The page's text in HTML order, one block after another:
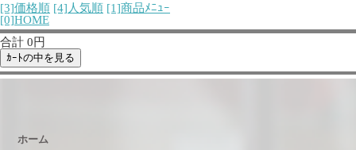
[3]価格順 [4]人気順 [1]商品ﾒﾆｭｰ
[0]HOME
合計 0円
ホーム